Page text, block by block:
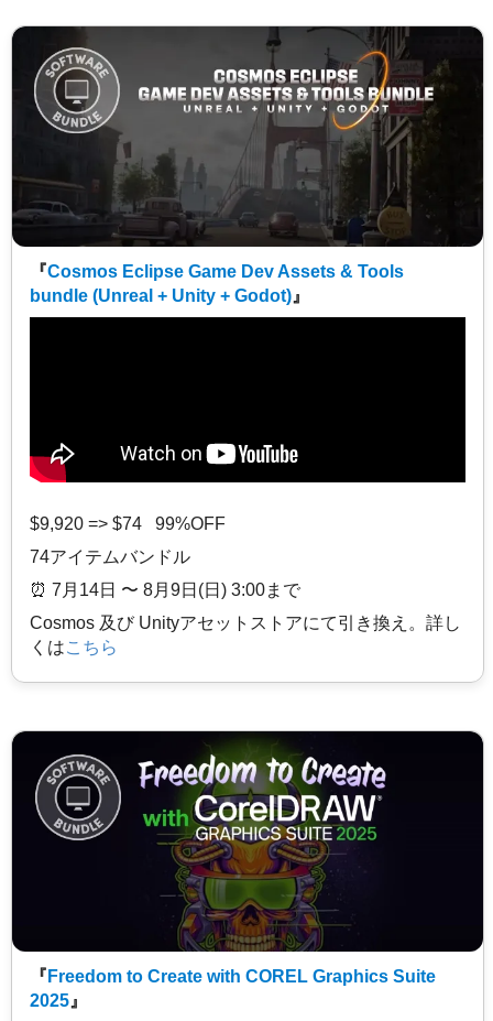
『Cosmos Eclipse Game Dev Assets & Tools
bundle (Unreal + Unity + Godot) 』
$9,920 => $74 99%OFF
74アイテムバンドル
⏰️ 7月14日 〜 8月9日(日) 3:00まで
Cosmos 及び Unityアセットストアにて引き換え。詳し
くはこちら
『 Freedom to Create with COREL Graphics Suite
2025 』